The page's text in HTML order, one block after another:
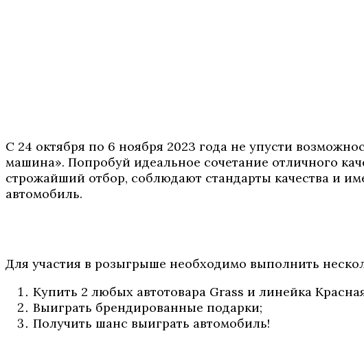
С 24 октября по 6 ноября 2023 года не упусти
машина». Попробуй идеальное сочетание отличного
строжайший отбор, соблюдают стандарты качества и
автомобиль.
Для участия в розыгрыше необходимо выполнить
Купить 2 любых автотовара Grass и линейка
Выиграть брендированные подарки;
Получить шанс выиграть автомобиль!